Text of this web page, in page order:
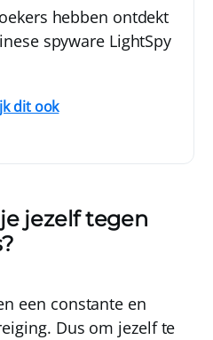
hebben ontdekt
spyware LightSpy
dit ook
jezelf tegen
een constante en
Dus om jezelf te